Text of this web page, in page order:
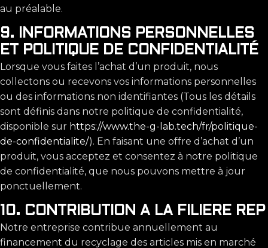
au préalable.
9. INFORMATIONS PERSONNELLES
ET POLITIQUE DE CONFIDENTIALITÉ
Lorsque vous faites l’achat d’un produit, nous
collectons ou recevons vos informations personnelles
ou des informations non identifiantes (Tous les détails
sont définis dans notre politique de confidentialité,
disponible sur https://www.the-g-lab.tech/fr/politique-
de-confidentialite/). En faisant une offre d’achat d’un
produit, vous acceptez et consentez à notre politique
de confidentialité, que nous pouvons mettre à jour
ponctuellement.
10. CONTRIBUTION A LA FILIERE REP
Notre entreprise contribue annuellement au
financement du recyclage des articles mis en marché